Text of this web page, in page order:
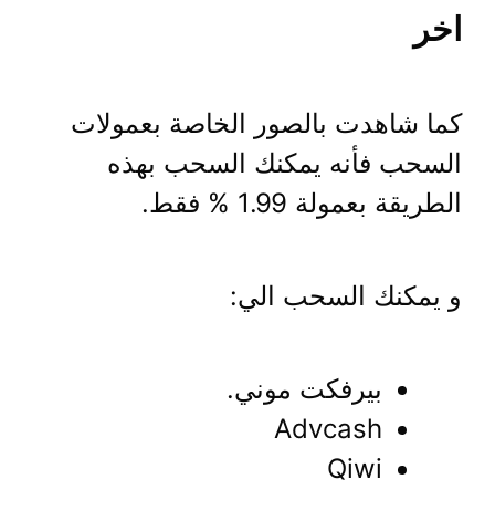
اخر
كما شاهدت بالصور الخاصة بعمولات
السحب فأنه يمكنك السحب بهذه
الطريقة بعمولة 1.99 % فقط.
و يمكنك السحب الي:
بيرفكت موني.
Advcash
Qiwi